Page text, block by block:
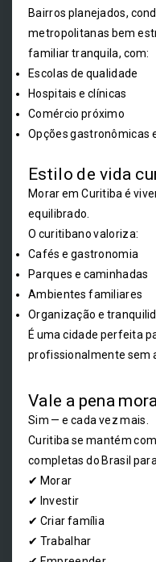
Bairros planejados,
metropolitanas bem
familiar tranquila, com:
Escolas de qualidade
Hospitais e clínicas
Comércio próximo
Opções gastronômicas
Estilo de vida
Morar em Curitiba é
equilibrado.
O curitibano valoriza:
Cafés e gastronomia
Parques e caminhadas
Ambientes familiares
Organização e
É uma cidade perfeita
profissionalmente sem
Vale a pena
Sim — e cada vez mais.
Curitiba se mantém
completas do Brasil
✔ Morar
✔ Investir
✔ Criar família
✔ Trabalhar